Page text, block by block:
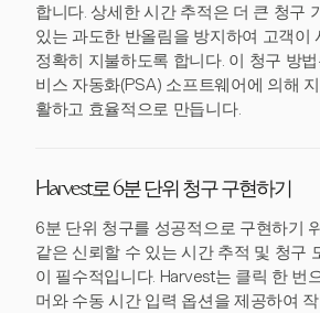
합니다. 상세한 시간 추적은 더 큰 청구
있는 과도한 반올림을 방지하여 고객이
정확히 지불하도록 합니다. 이 청구 방
비스 자동화(PSA) 소프트웨어에 의해
활하고 효율적으로 만듭니다.
Harvest로 6분 단위 청구 구현하기
6분 단위 청구를 성공적으로 구현하기
같은 신뢰할 수 있는 시간 추적 및 청구
이 필수적입니다. Harvest는 클릭 한 번
머와 수동 시간 입력 옵션을 제공하여